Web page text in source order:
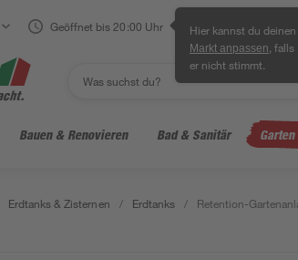
Geöffnet bis 20:00 Uhr Hier kannst du deinen
Markt anpassen , falls
er nicht stimmt.
Bauen & Renovieren Bad & Sanitär
Erdtanks & Zisternen / Erdtanks / Retention-